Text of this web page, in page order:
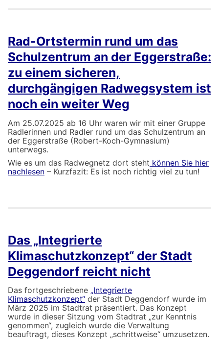
Rad-Ortstermin rund um das
Schulzentrum an der Eggerstraße:
zu einem sicheren,
durchgängigen Radwegsystem ist
noch ein weiter Weg
Am 25.07.2025 ab 16 Uhr waren wir mit einer Gruppe
Radlerinnen und Radler rund um das Schulzentrum an
der Eggerstraße (Robert-Koch-Gymnasium)
unterwegs.
Wie es um das Radwegnetz dort steht können Sie hier
nachlesen – Kurzfazit: Es ist noch richtig viel zu tun!
Das „Integrierte
Klimaschutzkonzept“ der Stadt
Deggendorf reicht nicht
Das fortgeschriebene „Integrierte
Klimaschutzkonzept“ der Stadt Deggendorf wurde im
März 2025 im Stadtrat präsentiert. Das Konzept
wurde in dieser Sitzung vom Stadtrat „zur Kenntnis
genommen“, zugleich wurde die Verwaltung
beauftragt, dieses Konzept „schrittweise“ umzusetzen.